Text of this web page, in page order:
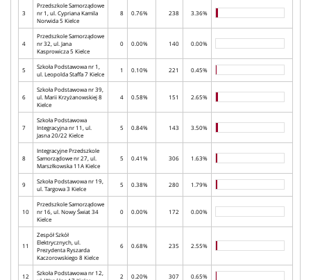
3
Przedszkole Samorządowe
nr 1, ul. Cypriana Kamila
Norwida 5 Kielce
8 0.76% 238 3.36%
4
Przedszkole Samorządowe
nr 32, ul. Jana
Kasprowicza 5 Kielce
0 0.00% 140 0.00%
5
Szkoła Podstawowa nr 1,
ul. Leopolda Staffa 7 Kielce
1 0.10% 221 0.45%
6
Szkoła Podstawowa nr 39,
ul. Marii Krzyżanowskiej 8
Kielce
4 0.58% 151 2.65%
7
Szkoła Podstawowa
Integracyjna nr 11, ul.
Jasna 20/22 Kielce
5 0.84% 143 3.50%
8
Integracyjne Przedszkole
Samorządowe nr 27, ul.
Marszłkowska 11A Kielce
5 0.41% 306 1.63%
9
Szkoła Podstawowa nr 19,
ul. Targowa 3 Kielce
5 0.38% 280 1.79%
10
Przedszkole Samorządowe
nr 16, ul. Nowy Świat 34
Kielce
0 0.00% 172 0.00%
11
Zespół Szkół
Elektrycznych, ul.
Prezydenta Ryszarda
Kaczorowskiego 8 Kielce
6 0.68% 235 2.55%
12
Szkoła Podstawowa nr 12,
2 0.20% 307 0.65%